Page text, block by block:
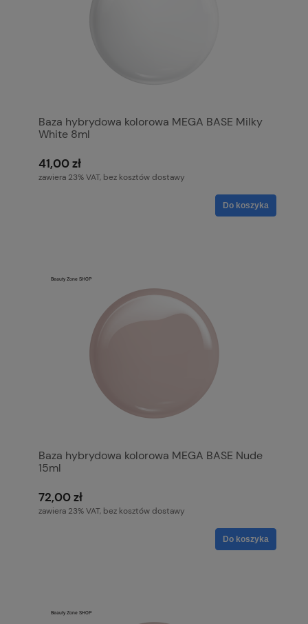
Baza hybrydowa kolorowa MEGA BASE Milky
White 8ml
41,00 zł
zawiera 23% VAT, bez kosztów dostawy
Do koszyka
Baza hybrydowa kolorowa MEGA BASE Nude
15ml
72,00 zł
zawiera 23% VAT, bez kosztów dostawy
Do koszyka